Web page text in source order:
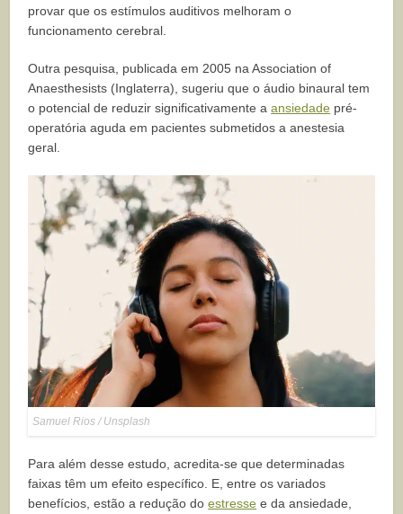
provar que os estímulos auditivos melhoram o
funcionamento cerebral.
Outra pesquisa, publicada em 2005 na Association of
Anaesthesists (Inglaterra), sugeriu que o áudio binaural tem
o potencial de reduzir significativamente aansiedade pré-
operatória aguda em pacientes submetidos a anestesia
geral.
Samuel Rios / Unsplash
Para além desse estudo, acredita-se que determinadas
faixas têm um efeito específico. E, entre os variados
benefícios, estão a redução doestresse e da ansiedade,